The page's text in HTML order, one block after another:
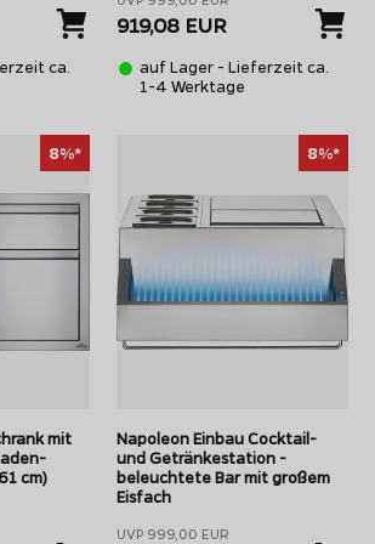
für passende individuelle
Napoleon Einbauelemente sind
größere Variante mit 61 cm Höhe.
Optik erhalten möchte, sollte sich
und die verschiedenen Module
auswählen.
lassen sich individuell in sämtliche
Lediglich die Öffnung muss den
ca.
919,08 EUR
auf Lager - Lieferzeit ca.
1-4 Werktage
8%*
mit
cm)
8%*
Napoleon Einbau Cocktail-
und Getränkestation -
beleuchtete Bar mit großem
Eisfach
UVP 999,00 EUR